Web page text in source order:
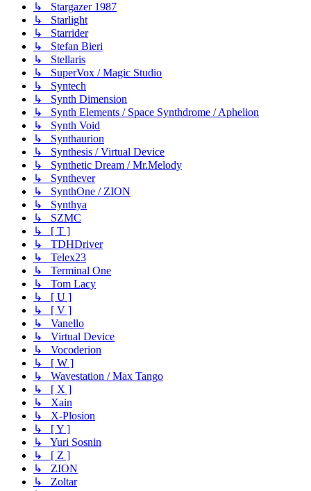
↳ Stargazer 1987
↳ Starlight
↳ Starrider
↳ Stefan Bieri
↳ Stellaris
↳ SuperVox / Magic Studio
↳ Syntech
↳ Synth Dimension
↳ Synth Elements / Space Synthdrome / Aphelion
↳ Synth Void
↳ Synthaurion
↳ Synthesis / Virtual Device
↳ Synthetic Dream / Mr.Melody
↳ Synthever
↳ SynthOne / ZION
↳ Synthya
↳ SZMC
↳ [ T ]
↳ TDHDriver
↳ Telex23
↳ Terminal One
↳ Tom Lacy
↳ [ U ]
↳ [ V ]
↳ Vanello
↳ Virtual Device
↳ Vocoderion
↳ [ W ]
↳ Wavestation / Max Tango
↳ [ X ]
↳ Xain
↳ X-Plosion
↳ [ Y ]
↳ Yuri Sosnin
↳ [ Z ]
↳ ZION
↳ Zoltar